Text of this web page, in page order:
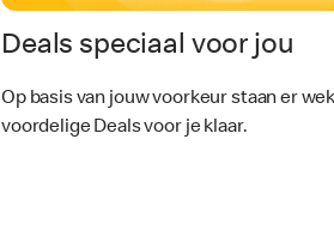
Deals speciaal voor jou
Op basis van jouw voorkeur staan er
voordelige Deals voor je klaar.